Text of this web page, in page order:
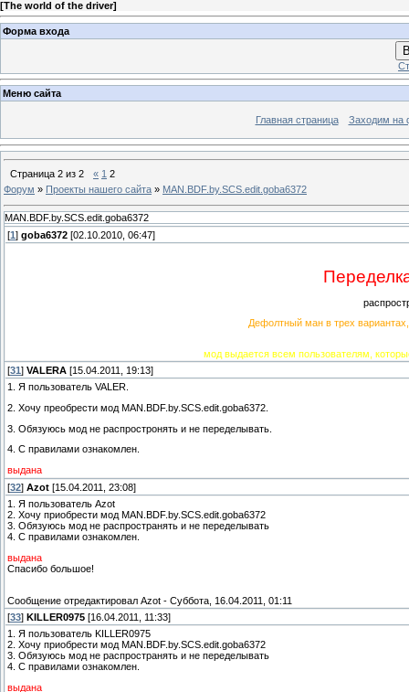
[The world of the driver]
Форма входа
Меню сайта
Главная страница Заходим на
Страница 2 из 2 « 1 2
Форум » Проекты нашего сайта » MAN.BDF.by.SCS.edit.goba6372
MAN.BDF.by.SCS.edit.goba6372
[1 ] goba6372 [02.10.2010, 06:47]
Дефолтный ман в трех
мод выдается всем пользователям,
[31 ] VALERA [15.04.2011, 19:13]
1. Я пользователь VALER.
2. Хочу преобрести мод MAN.BDF.by.SCS.edit.goba6372.
3. Обязуюсь мод не распростронять и не переделывать.
4. С правилами ознакомлен.
выдана
[32] Azot [15.04.2011, 23:08]
1. Я пользователь Azot
2. Хочу приобрести мод MAN.BDF.by.SCS.edit.goba6372
3. Обязуюсь мод не распространять и не переделывать
4. С правилами ознакомлен.
выдана
Спасибо большое!
Сообщение отредактировал Azot - Суббота, 16.04.2011, 01:11
[33] KILLER0975 [16.04.2011, 11:33]
1. Я пользователь KILLER0975
2. Хочу приобрести мод MAN.BDF.by.SCS.edit.goba6372
3. Обязуюсь мод не распространять и не переделывать
4. С правилами ознакомлен.
выдана